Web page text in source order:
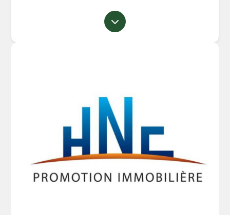
🏠 Typologies des appartements
optimisés et une qualité de construction
🎯 Prestations & équipements
Confort & performance énergétique
Chauffage central
Climatisation installée